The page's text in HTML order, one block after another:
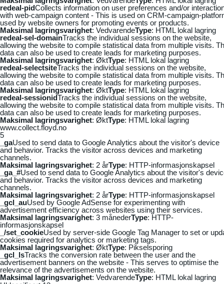
redeal-pidCollects information on user preferences and/or
with web-campaign content - This is used on CRM-campaign-
used by website owners for promoting events or products.
Maksimal lagringsvarighet: VedvarendeType: HTML lokal lagring
redeal-sel-domainTracks the individual sessions on the website,
allowing the website to compile statistical data from multiple visits.
data can also be used to create leads for marketing purposes.
Maksimal lagringsvarighet: ØktType: HTML lokal lagring
redeal-selectsiteTracks the individual sessions on the website,
allowing the website to compile statistical data from multiple visits.
data can also be used to create leads for marketing purposes.
Maksimal lagringsvarighet: ØktType: HTML lokal lagring
redeal-sessionidTracks the individual sessions on the website,
allowing the website to compile statistical data from multiple visits.
data can also be used to create leads for marketing purposes.
Maksimal lagringsvarighet: ØktType: HTML lokal lagring
www.collect.floyd.no
5
_gaUsed to send data to Google Analytics about the visitor's device
and behavior. Tracks the visitor across devices and marketing
channels.
Maksimal lagringsvarighet: 2 årType: HTTP-informasjonskapsel
_ga_#Used to send data to Google Analytics about the visitor's
and behavior. Tracks the visitor across devices and marketing
channels.
Maksimal lagringsvarighet: 2 årType: HTTP-informasjonskapsel
_gcl_auUsed by Google AdSense for experimenting with
advertisement efficiency across websites using their services.
Maksimal lagringsvarighet: 3 månederType: HTTP-
informasjonskapsel
_/set_cookieUsed by server-side Google Tag Manager to set or
cookies required for analytics or marketing tags.
Maksimal lagringsvarighet: ØktType: Pikselsporing
_gcl_lsTracks the conversion rate between the user and the
advertisement banners on the website - This serves to optimise the
relevance of the advertisements on the website.
Maksimal lagringsvarighet: VedvarendeType: HTML lokal lagring